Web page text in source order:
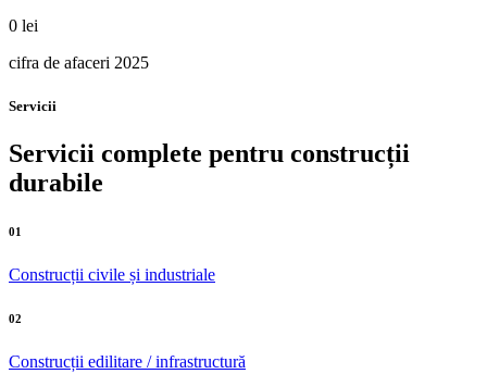
0 lei
cifra de afaceri 2025
Servicii
Servicii complete pentru construcții
durabile
01
Construcții civile și industriale
02
Construcții edilitare / infrastructură